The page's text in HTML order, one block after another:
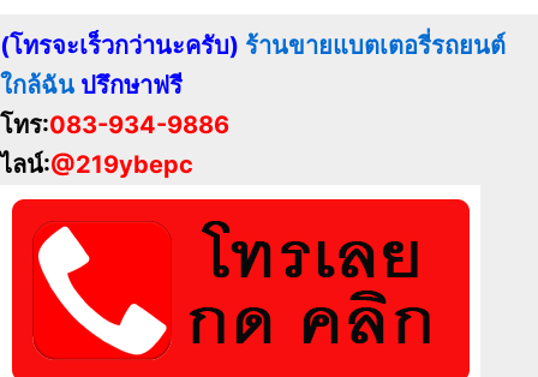
(โทรจะเร็วกว่านะครับ) ร้านขายแบตเตอรี่รถยนต์
ใกล้ฉัน ปรึกษาฟรี
โทร:083-934-9886
ไลน์:@219ybepc